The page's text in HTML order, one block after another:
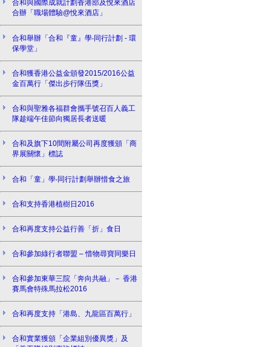
合和與國際成就計劃香港部及悅來酒店
合辦「職場體驗@悅來酒店」
合和舉辦「合和『童』學‧同行計劃 - 環
保學堂」
合和獲香港公益金頒發2015/2016公益
金百萬行「傑出步行隊伍獎」
合和與聖雅各福群會攜手號召百人義工
隊趁端午佳節向獨居長者送暖
合和及旗下10間附屬公司再度獲頒「商
界展關懷」標誌
合和「童」學‧同行計劃舉辦惜食之旅
合和支持香港植樹日2016
合和再度支持公益行善「折」食日
合和參加綠行者聯盟 – 惜物尋寶同樂日
合和參加東華三院「奔向共融」－ 香港
賽馬會特殊馬拉松2016
合和再度支持「港島、九龍區百萬行」
合和實業獲頒「企業組別優異獎」及